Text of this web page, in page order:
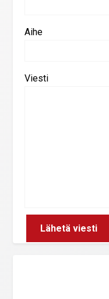
Aihe
Viesti